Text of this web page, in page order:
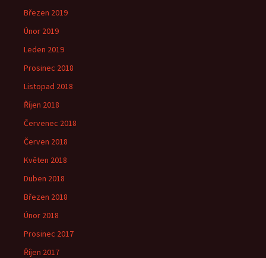
Březen 2019
Únor 2019
Leden 2019
Prosinec 2018
Listopad 2018
Říjen 2018
Červenec 2018
Červen 2018
Květen 2018
Duben 2018
Březen 2018
Únor 2018
Prosinec 2017
Říjen 2017